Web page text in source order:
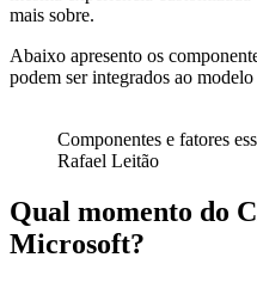
mais sobre.
Abaixo apresento os
podem ser integrados ao
Componentes e fatores
Rafael Leitão
Qual momento do
Microsoft?